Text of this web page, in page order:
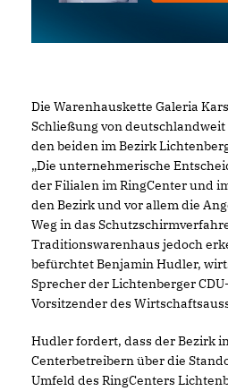
Die Warenhauskette Galeria
Schließung von
den beiden im Bezirk
Die unternehmerische
der Filialen im RingCenter und
den Bezirk und vor allem die
Weg in das
Traditionswarenhaus jedoch
befürchtet Benjamin Hudler,
Sprecher der Lichtenberger
Vorsitzender des
Hudler fordert, dass der Bezirk
Centerbetreibern über die
Umfeld des RingCenters